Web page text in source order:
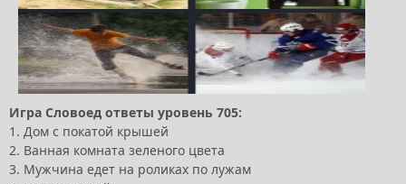
Игра Словоед ответы уровень 705:
1. Дом с покатой крышей
2. Ванная комната зеленого цвета
3. Мужчина едет на роликах по лужам